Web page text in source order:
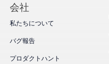
会社
私たちについて
バグ報告
プロダクトハント